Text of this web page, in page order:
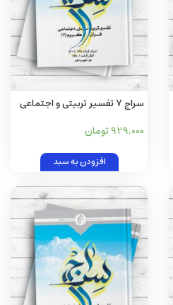
سراج 7 تفسیر تربیتی و اجتماعی
آیات 138-206، و سوره مبارکه
929,000 تومان
افزودن به سبد